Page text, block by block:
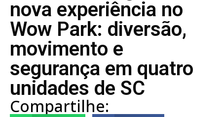
nova experiência no
Wow Park: diversão,
movimento e
segurança em quatro
unidades de SC
Compartilhe: